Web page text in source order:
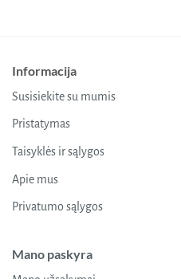
Informacija
Susisiekite su mumis
Pristatymas
Taisyklės ir sąlygos
Apie mus
Privatumo sąlygos
Mano paskyra